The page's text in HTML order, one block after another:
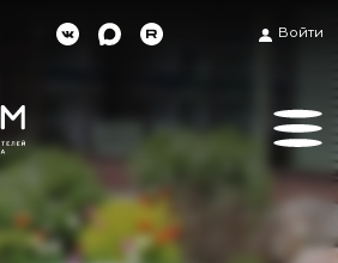
Войти